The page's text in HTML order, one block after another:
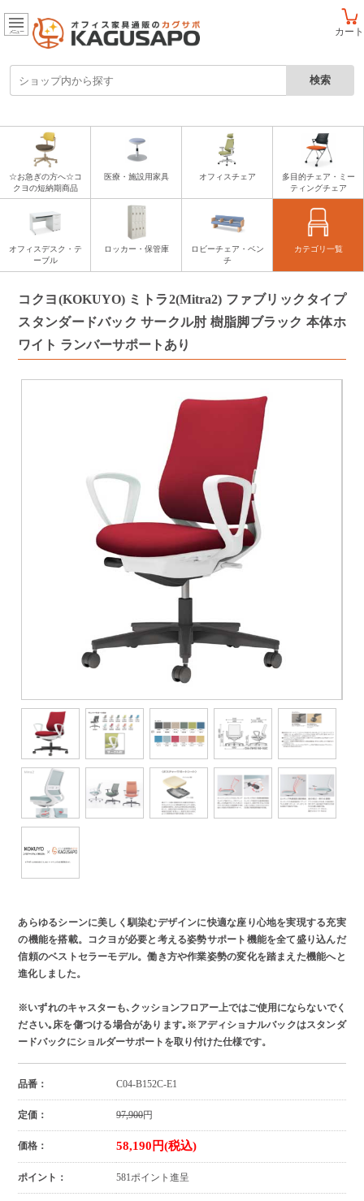
カート
メニュー
☆お急ぎの方へ☆コ
クヨの短納期商品
医療・施設用家具 オフィスチェア
多目的チェア・ミー
ティングチェア
オフィスデスク・テ
ーブル
ロッカー・保管庫
ロビーチェア・ベン
チ
カテゴリ一覧
コクヨ(KOKUYO) ミトラ2(Mitra2) ファブリックタイプ
スタンダードバック サークル肘 樹脂脚ブラック 本体ホ
ワイト ランバーサポートあり
あらゆるシーンに美しく馴染むデザインに快適な座り心地を実現する充実
の機能を搭載。コクヨが必要と考える姿勢サポート機能を全て盛り込んだ
信頼のベストセラーモデル。働き方や作業姿勢の変化を踏まえた機能へと
進化しました。
※いずれのキャスターも､クッションフロアー上ではご使用にならないでく
ださい｡床を傷つける場合があります｡※アディショナルバックはスタンダ
ードバックにショルダーサポートを取り付けた仕様です。
品番： C04-B152C-E1
定価： 97,900円
価格： 58,190円(税込)
ポイント： 581ポイント進呈